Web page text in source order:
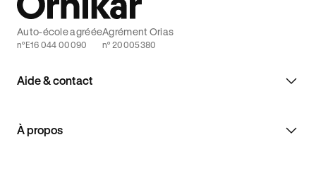
Aide & contact
À propos
Auto-école agréée
n°E16 044 00090
Agrément Orias
n° 20005380